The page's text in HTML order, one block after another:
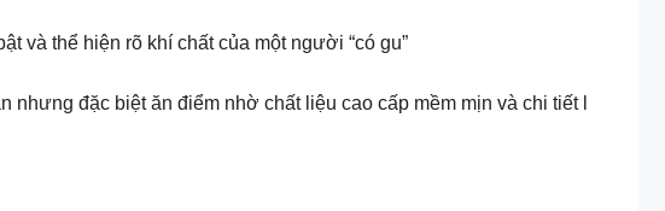
và thể hiện rõ khí chất của một người “có gu”
đặc biệt ăn điểm nhờ chất liệu cao cấp mềm mịn và chi tiết l